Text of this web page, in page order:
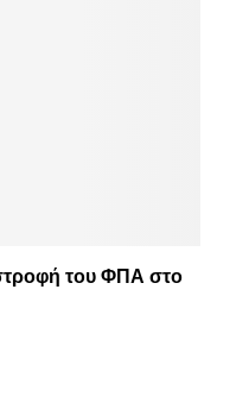
του ΦΠΑ στο